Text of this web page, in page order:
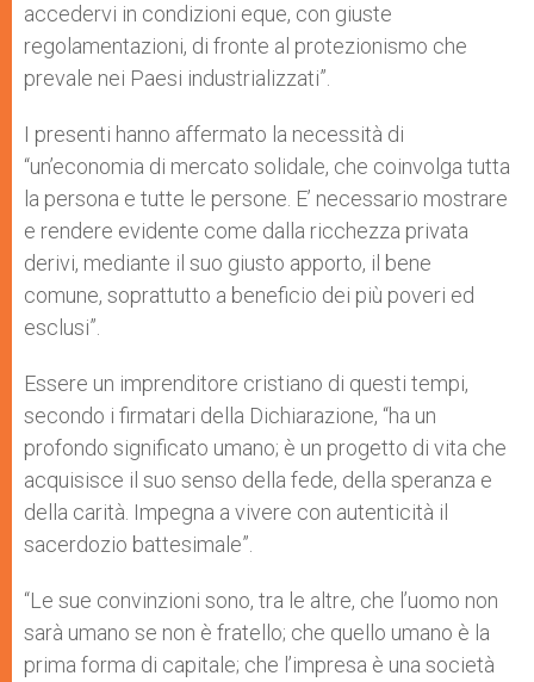
accedervi in condizioni eque, con giuste
regolamentazioni, di fronte al protezionismo che
prevale nei Paesi industrializzati”.
I presenti hanno affermato la necessità di
“un’economia di mercato solidale, che coinvolga tutta
la persona e tutte le persone. E’ necessario mostrare
e rendere evidente come dalla ricchezza privata
derivi, mediante il suo giusto apporto, il bene
comune, soprattutto a beneficio dei più poveri ed
esclusi”.
Essere un imprenditore cristiano di questi tempi,
secondo i firmatari della Dichiarazione, “ha un
profondo significato umano; è un progetto di vita che
acquisisce il suo senso della fede, della speranza e
della carità. Impegna a vivere con autenticità il
sacerdozio battesimale”.
“Le sue convinzioni sono, tra le altre, che l’uomo non
sarà umano se non è fratello; che quello umano è la
prima forma di capitale; che l’impresa è una società